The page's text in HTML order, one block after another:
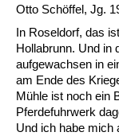
Otto Schöffel, Jg.
In Roseldorf, das
Hollabrunn. Und in
aufgewachsen in
am Ende des
Mühle ist noch ein
Pferdefuhrwerk
Und ich habe mich